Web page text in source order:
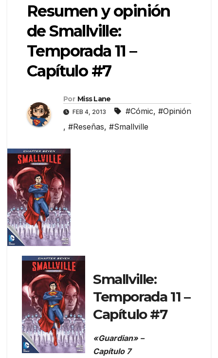
Resumen y opinión
de Smallville:
Temporada 11 –
Capítulo #7
Por Miss Lane
FEB 4, 2013 #Cómic, #Opinión
, #Reseñas, #Smallville
Smallville:
Temporada 11 –
Capítulo #7
«Guardian» –
Capítulo 7